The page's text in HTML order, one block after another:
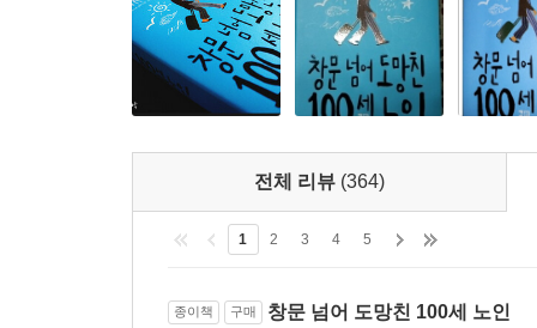
그리고 행복한 삶을 살고자 하는 자유의지를 과연
이데올로기의 함정을 비웃는 정치적 중립성
작품 속 알란의 철학은 간단명료하다. 그는 푸
갖지 않는 백지 상태의 정신은 로버트 저메키스
포레스트 검프나, 멍청하지는 않되 정치적 판단
많은 위정자들을 비판하기 위한 가장 효과적인 장
독자들이 별 생각 없이 백 년을 산 것처럼 보이는
전체 리뷰 (364)
1 2 3 4 5
종이책 구매 창문 넘어 도망친 100세 노인